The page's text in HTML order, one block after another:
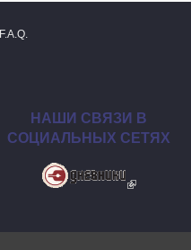
F.A.Q.
НАШИ СВЯЗИ В
СОЦИАЛЬНЫХ СЕТЯХ